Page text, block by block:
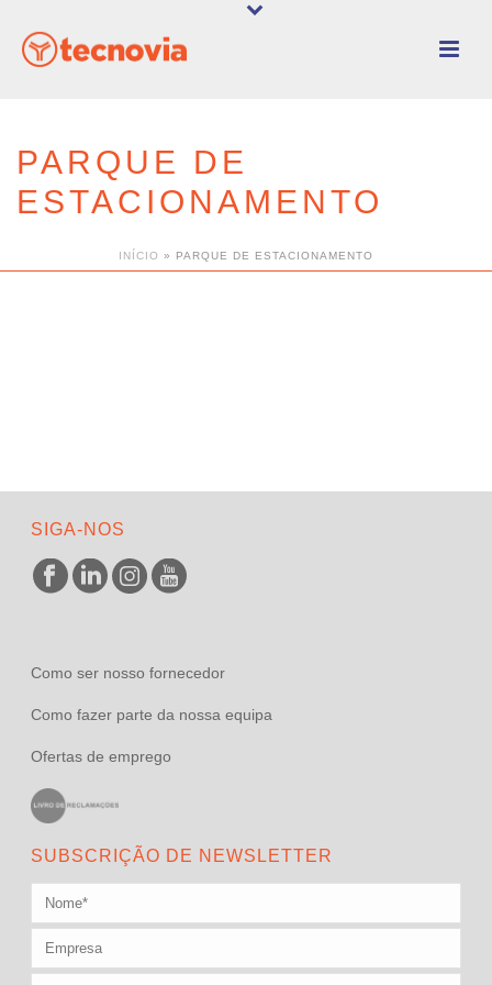
PARQUE DE
ESTACIONAMENTO
INÍCIO » PARQUE DE ESTACIONAMENTO
SIGA-NOS
Como ser nosso fornecedor
Como fazer parte da nossa equipa
Ofertas de emprego
SUBSCRIÇÃO DE NEWSLETTER